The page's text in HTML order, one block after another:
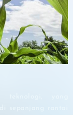
teknologi, yang
sepanjang rantai